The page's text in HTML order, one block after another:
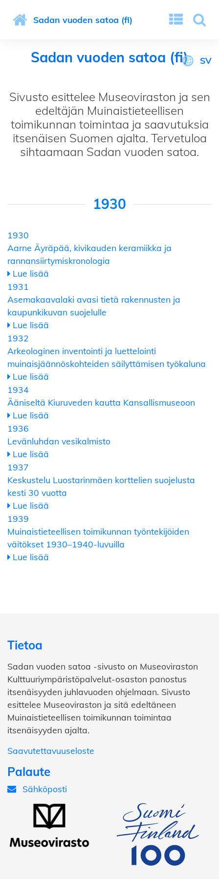
Sadan vuoden satoa (fi)
SV
Sadan vuoden satoa (fi)
Sivusto esittelee Museoviraston ja sen
edeltäjän Muinaistieteellisen
toimikunnan toimintaa ja saavutuksia
itsenäisen Suomen ajalta. Tervetuloa
sihtaamaan Sadan vuoden satoa.
1930
1930
Aarne Äyräpää, kivikauden keramiikka ja
rannansiirtymiskronologia
Lue lisää
1931
Asemakaavalaki avasi tietä rakennusten ja
kaupunkikuvan suojelulle
Lue lisää
1932
Arkeologinen inventointi ja luettelointi
muinaisjäännöskohteiden säilyttämisen työkaluna
Lue lisää
1934
Ääniseltä Kiuruveden kautta Kansallismuseoon
Lue lisää
1936
Levänluhdan vesikalmisto
Lue lisää
1937
Keskustelu Luostarinmäen korttelien suojelusta
kesti 30 vuotta
Lue lisää
1939
Muinaistieteellisen toimikunnan työntekijöiden
väitökset 1930–1940-luvuilla
Lue lisää
Tietoa
Sadan vuoden satoa -sivusto on Museoviraston
Kulttuuriympäristöpalvelut-osaston panostus
itsenäisyyden juhlavuoden ohjelmaan. Sivusto
esittelee Museoviraston ja sitä edeltäneen
Muinaistieteellisen toimikunnan toimintaa
itsenäisyyden ajalta.
Saavutettavuuseloste
Palaute
Sähköposti